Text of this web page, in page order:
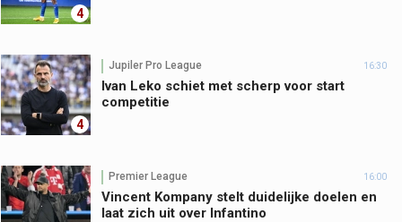
4
4
Jupiler Pro League 16:30
Ivan Leko schiet met scherp voor start
competitie
Premier League 16:00
Vincent Kompany stelt duidelijke doelen en
laat zich uit over Infantino